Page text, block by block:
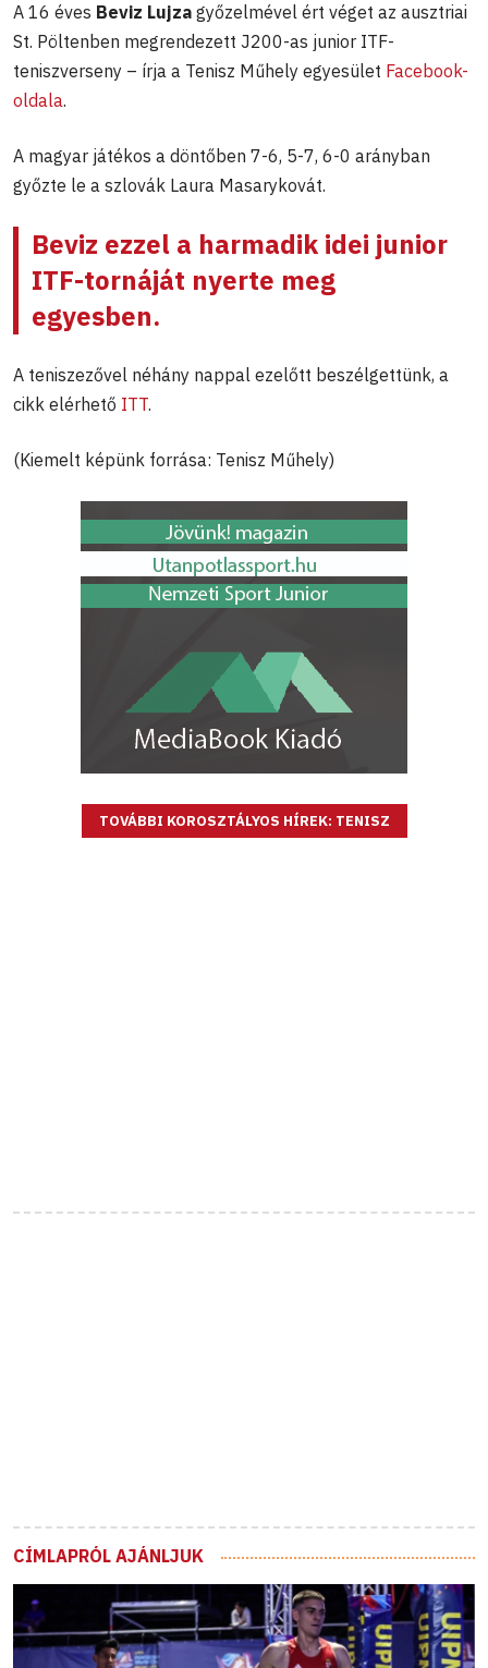
A 16 éves Beviz Lujza győzelmével ért véget az ausztriai
St. Pöltenben megrendezett J200-as junior ITF-
teniszverseny – írja a Tenisz Műhely egyesület Facebook-
oldala.
A magyar játékos a döntőben 7-6, 5-7, 6-0 arányban
győzte le a szlovák Laura Masarykovát.
Beviz ezzel a harmadik idei junior
ITF-tornáját nyerte meg
egyesben.
A teniszezővel néhány nappal ezelőtt beszélgettünk, a
cikk elérhető ITT.
(Kiemelt képünk forrása: Tenisz Műhely)
TOVÁBBI KOROSZTÁLYOS HÍREK: TENISZ
CÍMLAPRÓL AJÁNLJUK